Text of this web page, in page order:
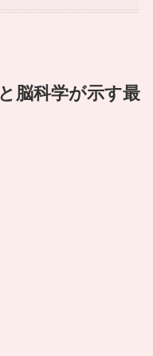
脳科学が示す最